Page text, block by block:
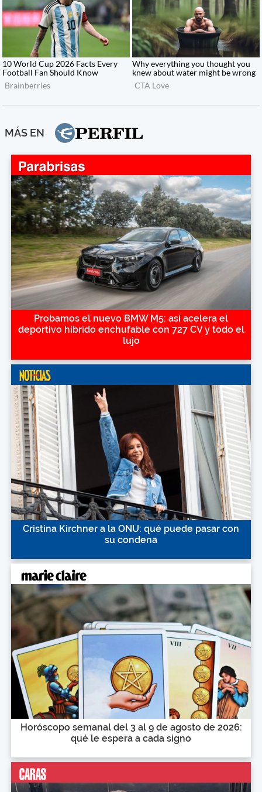
MÁS EN
Probamos el nuevo BMW M5: así acelera el
deportivo híbrido enchufable con 727 CV y todo el
lujo
Cristina Kirchner a la ONU: qué puede pasar con
su condena
Horóscopo semanal del 3 al 9 de agosto de 2026:
qué le espera a cada signo